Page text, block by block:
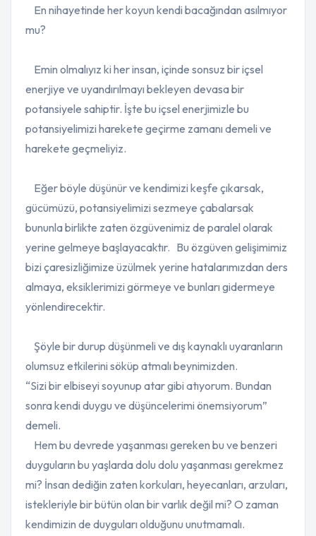
En nihayetinde her koyun kendi bacağından asılmıyor
mu?
Emin olmalıyız ki her insan, içinde sonsuz bir içsel
enerjiye ve uyandırılmayı bekleyen devasa bir
potansiyele sahiptir. İşte bu içsel enerjimizle bu
potansiyelimizi harekete geçirme zamanı demeli ve
harekete geçmeliyiz.
Eğer böyle düşünür ve kendimizi keşfe çıkarsak,
gücümüzü, potansiyelimizi sezmeye çabalarsak
bununla birlikte zaten özgüvenimiz de paralel olarak
yerine gelmeye başlayacaktır. Bu özgüven gelişimimiz
bizi çaresizliğimize üzülmek yerine hatalarımızdan ders
almaya, eksiklerimizi görmeye ve bunları gidermeye
yönlendirecektir.
Şöyle bir durup düşünmeli ve dış kaynaklı uyaranların
olumsuz etkilerini söküp atmalı beynimizden.
“Sizi bir elbiseyi soyunup atar gibi atıyorum. Bundan
sonra kendi duygu ve düşüncelerimi önemsiyorum”
demeli.
Hem bu devrede yaşanması gereken bu ve benzeri
duyguların bu yaşlarda dolu dolu yaşanması gerekmez
mi? İnsan dediğin zaten korkuları, heyecanları, arzuları,
istekleriyle bir bütün olan bir varlık değil mi? O zaman
kendimizin de duyguları olduğunu unutmamalı.